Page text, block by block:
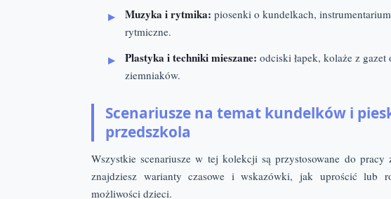
Muzyka i rytmika: piosenki o kundelkach,
rytmiczne.
Plastyka i techniki mieszane: odciski łapek, kolaże z
ziemniaków.
Scenariusze na temat kundelków i
przedszkola
Wszystkie scenariusze w tej kolekcji są przystosowane do
znajdziesz warianty czasowe i wskazówki, jak uprościć lub
możliwości dzieci.